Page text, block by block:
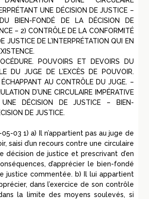
UNE DÉCISION DE JUSTICE –
BIEN-FONDÉ DE LA DÉCISION DE
– 2) CONTRÔLE DE LA CONFORMITÉ
JUSTICE DE L’INTERPRÉTATION QUI EN
POUVOIRS ET DEVOIRS DU
DU JUGE DE L’EXCÈS DE POUVOIR.
ÉCHAPPANT AU CONTRÔLE DU JUGE. –
D’UNE CIRCULAIRE IMPÉRATIVE
UNE DÉCISION DE JUSTICE – BIEN-
DE JUSTICE.
03 1) a) Il n’appartient pas au juge de
saisi d’un recours contre une circulaire
décision de justice et prescrivant d’en
d’apprécier le bien-fondé
justice commentée. b) Il lui appartient
dans l’exercice de son contrôle
la limite des moyens soulevés, si